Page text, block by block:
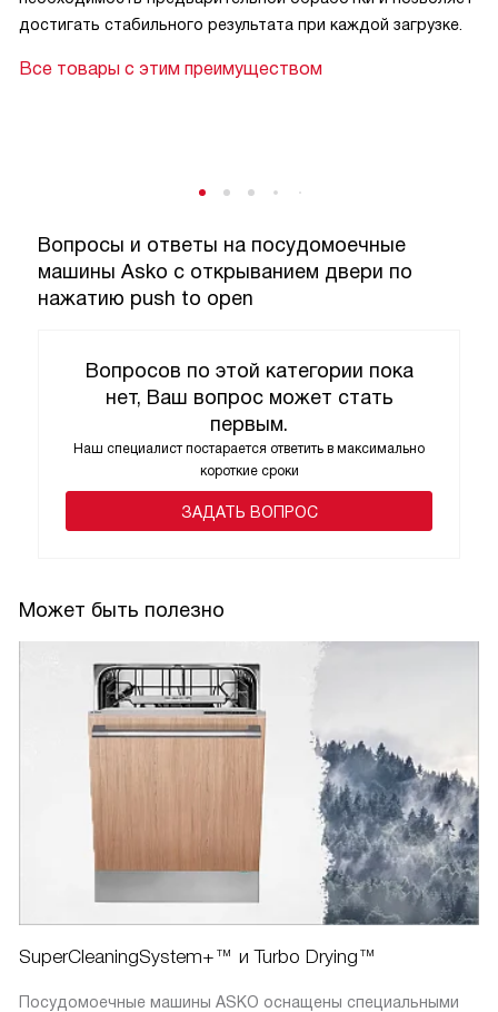
достигать стабильного результата при каждой загрузке.
Все товары с этим преимуществом
Вопросы и ответы на посудомоечные
машины Asko с открыванием двери по
нажатию push to open
Вопросов по этой категории пока
нет, Ваш вопрос может стать
первым.
Наш специалист постарается ответить в максимально
короткие сроки
ЗАДАТЬ ВОПРОС
Может быть полезно
SuperCleaningSystem+™ и Turbo Drying™
Посудомоечные машины ASKO оснащены специальными